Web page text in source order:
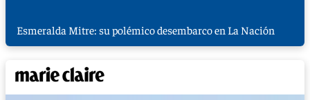
Esmeralda Mitre: su polémico desembarco en La Nación